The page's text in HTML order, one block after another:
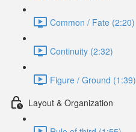
Common / Fate (2:20)
Continuity (2:32)
Figure / Ground (1:39)
Layout & Organization